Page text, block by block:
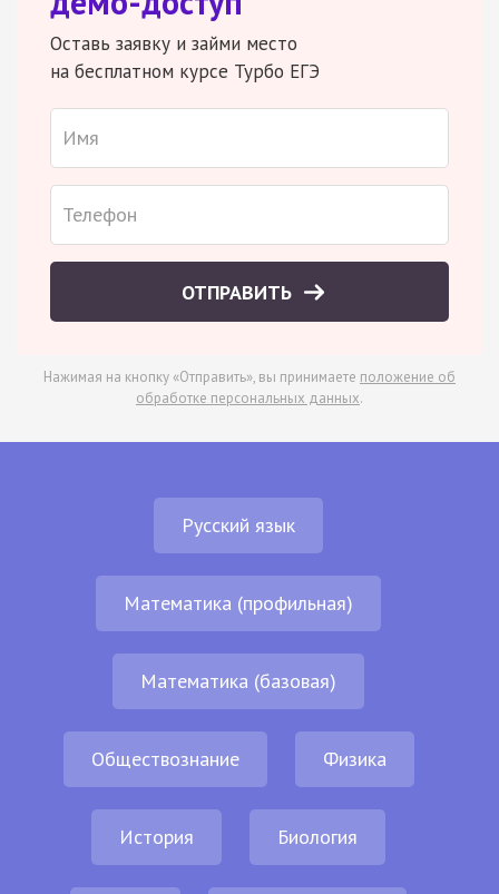
Оставь заявку и займи место
на бесплатном курсе Турбо ЕГЭ
ОТПРАВИТЬ
Нажимая на кнопку «Отправить», вы принимаете положение об
обработке персональных данных.
Русский язык
Математика (профильная)
Математика (базовая)
Обществознание Физика
История Биология